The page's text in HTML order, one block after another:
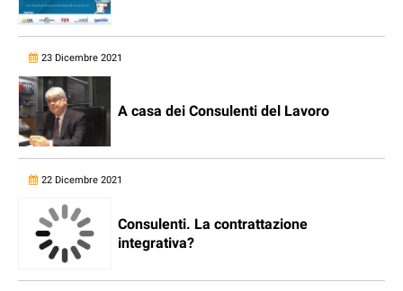
23 Dicembre 2021
A casa dei Consulenti del Lavoro
22 Dicembre 2021
Consulenti. La contrattazione
integrativa?